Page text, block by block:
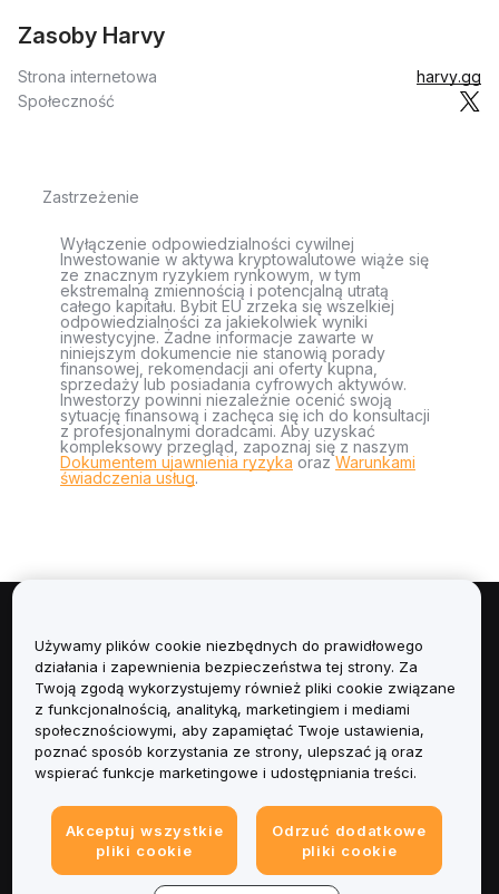
Zasoby Harvy
Strona internetowa
harvy.gg
Społeczność
Zastrzeżenie
Wyłączenie odpowiedzialności cywilnej
Inwestowanie w aktywa kryptowalutowe wiąże się
ze znacznym ryzykiem rynkowym, w tym
ekstremalną zmiennością i potencjalną utratą
całego kapitału. Bybit EU zrzeka się wszelkiej
odpowiedzialności za jakiekolwiek wyniki
inwestycyjne. Żadne informacje zawarte w
niniejszym dokumencie nie stanowią porady
finansowej, rekomendacji ani oferty kupna,
sprzedaży lub posiadania cyfrowych aktywów.
Inwestorzy powinni niezależnie ocenić swoją
sytuację finansową i zachęca się ich do konsultacji
z profesjonalnymi doradcami. Aby uzyskać
kompleksowy przegląd, zapoznaj się z naszym
Dokumentem ujawnienia ryzyka orazWarunkami
świadczenia usług.
Informacje
Usługi
Obsługa Klienta
Informacje prawne
Używamy plików cookie niezbędnych do prawidłowego
działania i zapewnienia bezpieczeństwa tej strony. Za
Twoją zgodą wykorzystujemy również pliki cookie związane
z funkcjonalnością, analityką, marketingiem i mediami
społecznościowymi, aby zapamiętać Twoje ustawienia,
poznać sposób korzystania ze strony, ulepszać ją oraz
wspierać funkcje marketingowe i udostępniania treści.
Akceptuj wszystkie
pliki cookie
Odrzuć dodatkowe
pliki cookie